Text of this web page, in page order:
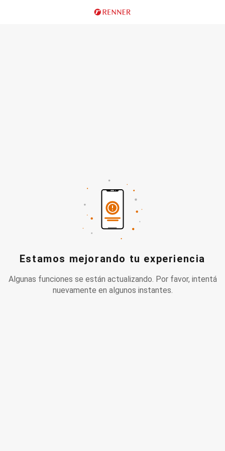
Estamos mejorando tu experiencia
Algunas funciones se están actualizando. Por favor, intentá
nuevamente en algunos instantes.